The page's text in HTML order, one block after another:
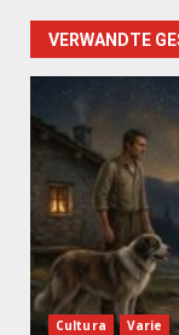
VERWANDTE
Cultura Varie